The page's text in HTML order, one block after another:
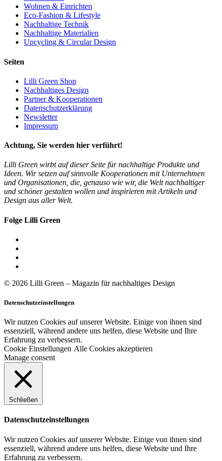
Wohnen & Einrichten
Eco-Fashion & Lifestyle
Nachhaltige Technik
Nachhaltige Materialien
Upcycling & Circular Design
Seiten
Lilli Green Shop
Nachhaltiges Design
Partner & Kooperationen
Datenschutzerklärung
Newsletter
Impressum
Achtung, Sie werden hier verführt!
Lilli Green wirbt auf dieser Seite für nachhaltige Produkte und
Ideen. Wir setzen auf sinnvolle Kooperationen mit Unternehmen
und Organisationen, die, genauso wie wir, die Welt nachhaltiger
und schöner gestalten wollen und inspirieren mit Artikeln und
Design aus aller Welt.
Folge Lilli Green
© 2026 Lilli Green – Magazin für nachhaltiges Design
Datenschutzeinstellungen
Wir nutzen Cookies auf unserer Website. Einige von ihnen sind
essenziell, während andere uns helfen, diese Website und Ihre
Erfahrung zu verbessern.
Cookie Einstellungen Alle Cookies akzeptieren
Manage consent
Schließen
Datenschutzeinstellungen
Wir nutzen Cookies auf unserer Website. Einige von ihnen sind
essenziell, während andere uns helfen, diese Website und Ihre
Erfahrung zu verbessern.